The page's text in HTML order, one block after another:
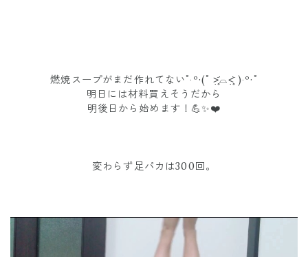
燃焼スープがまだ作れてない˚‧º·(˚ ˃̣̣̥᷄⌓˂̣̣̥᷅ )‧º·˚
明日には材料買えそうだから
明後日から始めます！💪✨❤️
変わらず足パカは300回。